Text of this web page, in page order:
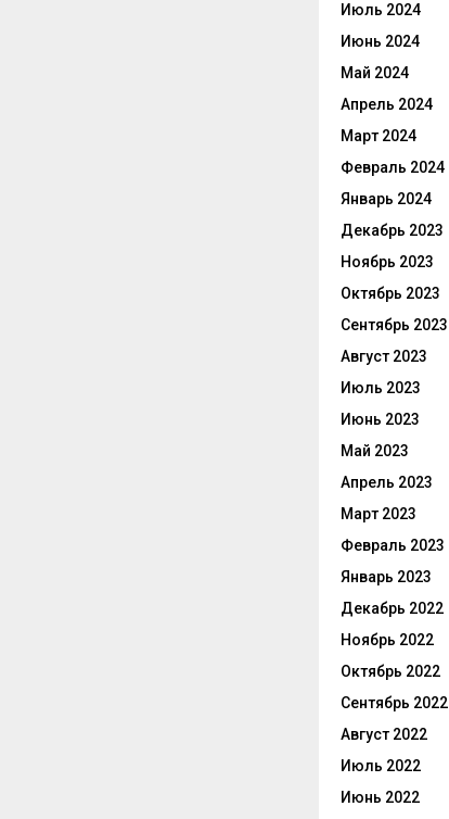
Июль 2024
Июнь 2024
Май 2024
Апрель 2024
Март 2024
Февраль 2024
Январь 2024
Декабрь 2023
Ноябрь 2023
Октябрь 2023
Сентябрь 2023
Август 2023
Июль 2023
Июнь 2023
Май 2023
Апрель 2023
Март 2023
Февраль 2023
Январь 2023
Декабрь 2022
Ноябрь 2022
Октябрь 2022
Сентябрь 2022
Август 2022
Июль 2022
Июнь 2022